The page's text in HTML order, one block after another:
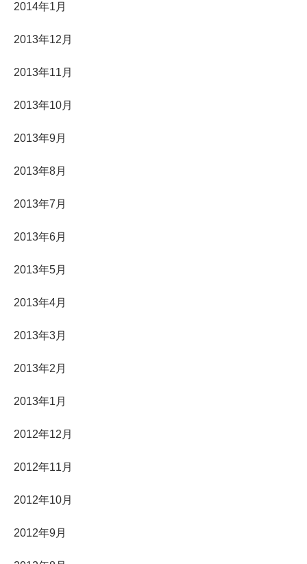
2014年1月
2013年12月
2013年11月
2013年10月
2013年9月
2013年8月
2013年7月
2013年6月
2013年5月
2013年4月
2013年3月
2013年2月
2013年1月
2012年12月
2012年11月
2012年10月
2012年9月